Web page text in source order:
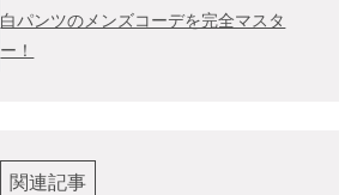
白パンツのメンズコーデを完全マスタ
ー！
関連記事